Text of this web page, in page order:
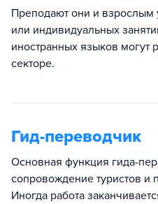
Преподают они и взрослым
или индивидуальных
иностранных языков могут
секторе.
Гид-переводчик
Основная функция гида-
сопровождение туристов и
Иногда работа